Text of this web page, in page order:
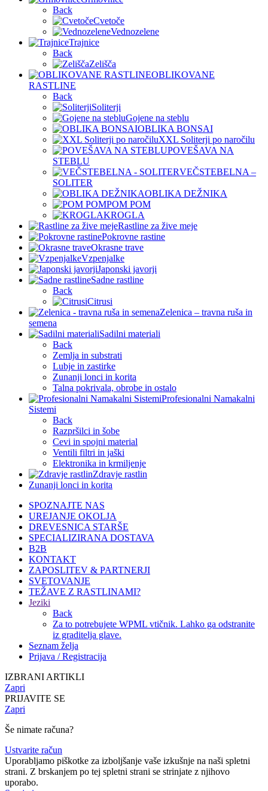
Back
Cvetoče
Vednozelene
Trajnice
Back
Zelišča
OBLIKOVANE
RASTLINE
Back
Soliterji
Gojene na steblu
OBLIKA BONSAI
XXL Soliterji po naročilu
POVEŠAVA NA
STEBLU
VEČSTEBELNA –
SOLITER
OBLIKA DEŽNIKA
POM POM
KROGLA
Rastline za žive meje
Pokrovne rastine
Okrasne trave
Vzpenjalke
Japonski javorji
Sadne rastline
Back
Citrusi
Zelenica – travna ruša in
semena
Sadilni materiali
Back
Zemlja in substrati
Lubje in zastirke
Zunanji lonci in korita
Talna pokrivala, obrobe in ostalo
Profesionalni Namakalni
Sistemi
Back
Razpršilci in šobe
Cevi in spojni material
Ventili filtri in jaški
Elektronika in krmiljenje
Zdravje rastlin
Zunanji lonci in korita
SPOZNAJTE NAS
UREJANJE OKOLJA
DREVESNICA STARŠE
SPECIALIZIRANA DOSTAVA
B2B
KONTAKT
ZAPOSLITEV & PARTNERJI
SVETOVANJE
TEŽAVE Z RASTLINAMI?
Jeziki
Back
Za to potrebujete WPML vtičnik. Lahko ga odstranite
iz graditelja glave.
Seznam želja
Prijava / Registracija
IZBRANI ARTIKLI
Zapri
PRIJAVITE SE
Zapri
Še nimate računa?
Ustvarite račun
Uporabljamo piškotke za izboljšanje vaše izkušnje na naši spletni
strani. Z brskanjem po tej spletni strani se strinjate z njihovo
uporabo.